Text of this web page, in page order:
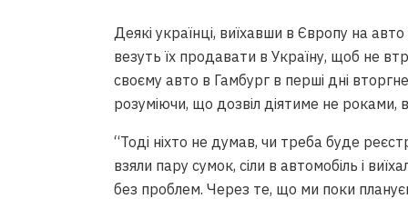
Деякі українці, виїхавши в Європу на
везуть їх продавати в Україну, щоб не
своєму авто в Гамбург в перші дні
розуміючи, що дозвіл діятиме не
“Тоді ніхто не думав, чи треба буде
взяли пару сумок, сіли в автомобіль і
без проблем. Через те, що ми поки